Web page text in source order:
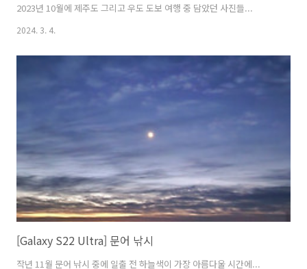
2023년 10월에 제주도 그리고 우도 도보 여행 중 담았던 사진들...
2024. 3. 4.
[Galaxy S22 Ultra] 문어 낚시
작년 11월 문어 낚시 중에 일출 전 하늘색이 가장 아름다울 시간에...